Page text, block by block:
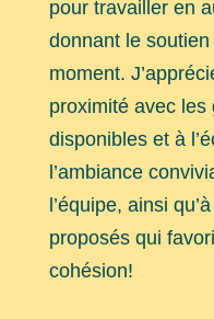
pour travailler en
donnant le
moment.
proximité avec
disponibles et à
l’ambiance
l’équipe, ainsi
proposés qui
cohésion!